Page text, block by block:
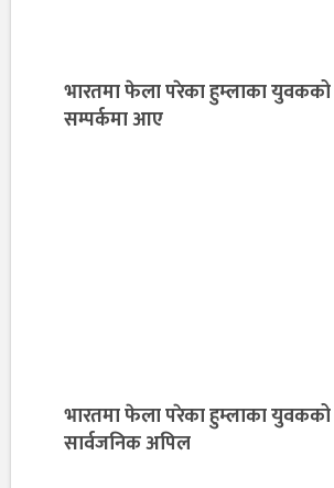
भारतमा फेला परेका हुम्लाका युवकको
सम्पर्कमा आए
भारतमा फेला परेका हुम्लाका युवकको
सार्वजनिक अपिल